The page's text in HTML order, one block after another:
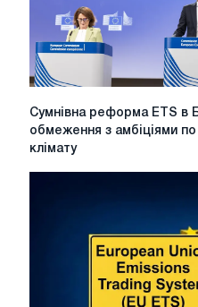
Сумнівна
реформа
ETS
обмеження
Сумнівна реформа ETS в
обмеження з амбіціями по
клімату